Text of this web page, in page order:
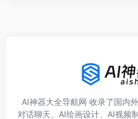
AI神器大全导航网 收录了国内
对话聊天、AI绘画设计、AI视频